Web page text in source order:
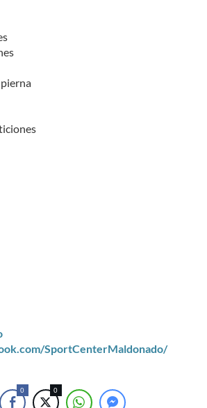
SportCenterMaldonado/
0 0